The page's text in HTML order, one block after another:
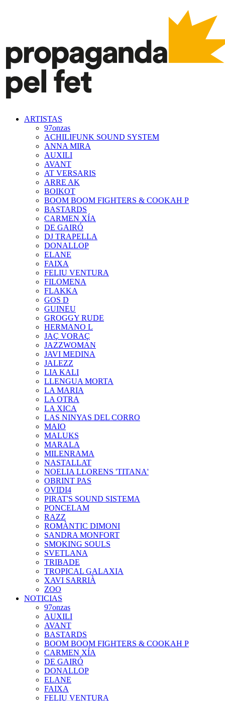
ARTISTAS
97onzas
ACHILIFUNK SOUND SYSTEM
ANNA MIRA
AUXILI
AVANT
AT VERSARIS
ARRE AK
BOIKOT
BOOM BOOM FIGHTERS & COOKAH P
BASTARDS
CARMEN XÍA
DE GAIRÓ
DJ TRAPELLA
DONALLOP
ELANE
FAIXA
FELIU VENTURA
FILOMENA
FLAKKA
GOS D
GUINEU
GROGGY RUDE
HERMANO L
JAÇ VORAÇ
JAZZWOMAN
JAVI MEDINA
JALEZZ
LIA KALI
LLENGUA MORTA
LA MARIA
LA OTRA
LA XICA
LAS NINYAS DEL CORRO
MAIO
MALUKS
MARALA
MILENRAMA
NASTALLAT
NOELIA LLORENS 'TITANA'
OBRINT PAS
OVIDI4
PIRAT'S SOUND SISTEMA
PONCELAM
RAZZ
ROMÀNTIC DIMONI
SANDRA MONFORT
SMOKING SOULS
SVETLANA
TRIBADE
TROPICAL GALAXIA
XAVI SARRIÀ
ZOO
NOTICIAS
97onzas
AUXILI
AVANT
BASTARDS
BOOM BOOM FIGHTERS & COOKAH P
CARMEN XÍA
DE GAIRÓ
DONALLOP
ELANE
FAIXA
FELIU VENTURA